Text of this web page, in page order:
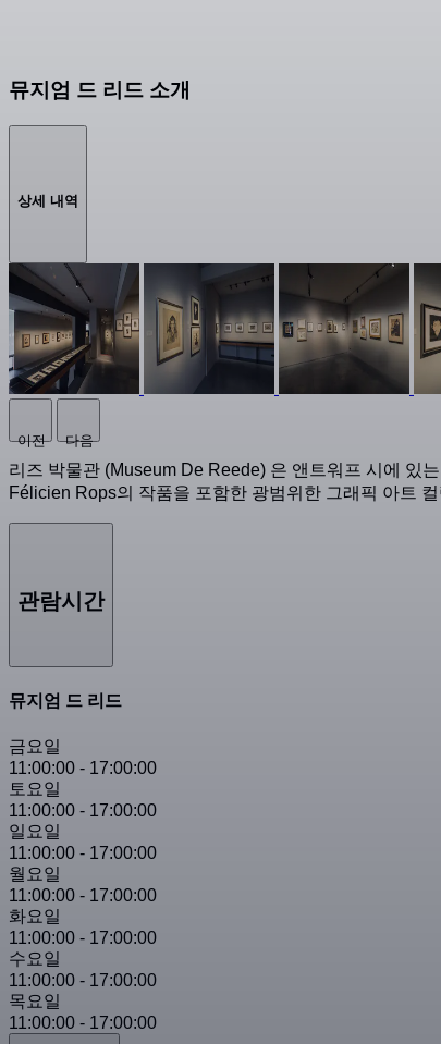
뮤지엄 드 리드 소개
상세 내역
이전 다음
리즈 박물관 (Museum De Reede) 은 앤트워프 시에 있
Félicien Rops의 작품을 포함한 광범위한 그래픽 아트
관람시간
뮤지엄 드 리드
금요일
11:00:00 - 17:00:00
토요일
11:00:00 - 17:00:00
일요일
11:00:00 - 17:00:00
월요일
11:00:00 - 17:00:00
화요일
11:00:00 - 17:00:00
수요일
11:00:00 - 17:00:00
목요일
11:00:00 - 17:00:00